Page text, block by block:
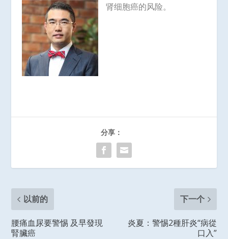
肾细胞癌的风险。
分享：
以前的
腰痛血尿要警惕 及早發現
腎臟癌
下一个
炎夏：警惕2種肝炎“病從
口入”